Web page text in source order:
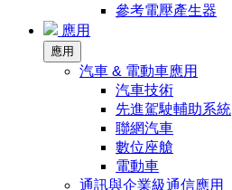
參考電壓產生器
應用
應用
汽車 & 電動車應用
汽車技術
先進駕駛輔助系統
聯網汽車
數位座艙
電動車
通訊與企業級通信應用